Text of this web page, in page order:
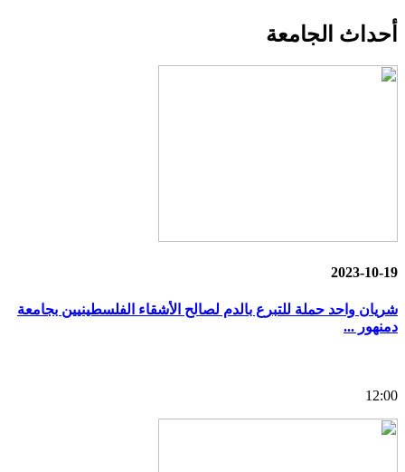
أحداث الجامعة
2023-10-19
شريان واحد حملة للتبرع بالدم لصالح الأشقاء الفلسطينيين بجامعة
دمنهور ...
12:00